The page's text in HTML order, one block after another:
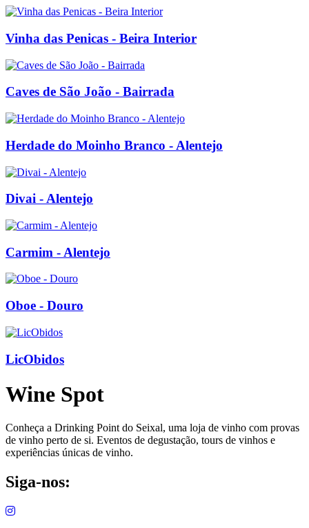
Vinha das Penicas - Beira Interior
Caves de São João - Bairrada
Herdade do Moinho Branco - Alentejo
Divai - Alentejo
Carmim - Alentejo
Oboe - Douro
LicObidos
Wine Spot
Conheça a Drinking Point do Seixal, uma loja de vinho com provas
de vinho perto de si. Eventos de degustação, tours de vinhos e
experiências únicas de vinho.
Siga-nos: